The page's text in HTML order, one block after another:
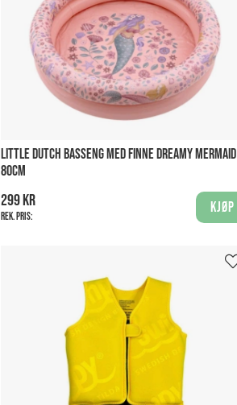
LITTLE DUTCH BASSENG MED FINNE DREAMY MERMAID
80CM
299 kr
Rek. pris:
Kjøp